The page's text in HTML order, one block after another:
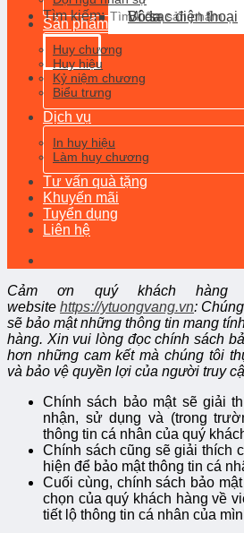
Tìm kiếm: Ví da
Bộ sạc điện thoại
Sản phẩm
Huy chương
Huy hiệu
Kỷ niệm chương
Biểu trưng
Dịch vụ
In huy hiệu
Làm huy chương
Tư vấn quà tặng
Khuyến mãi
Tuyển dụng
Liên hệ
Cảm ơn quý khách
website https://ytuongvang.vn:
sẽ bảo mật những thông tin mang
hàng. Xin vui lòng đọc chính sách
hơn những cam kết mà chúng tôi
và bảo vệ quyền lợi của người truy
Chính sách bảo mật sẽ giải
nhận, sử dụng và (trong
thông tin cá nhân của quý
Chính sách cũng sẽ giải thích
hiện để bảo mật thông tin cá
Cuối cùng, chính sách bảo
chọn của quý khách hàng về
tiết lộ thông tin cá nhân của